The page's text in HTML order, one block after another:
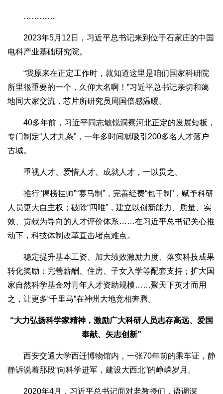
…………
2023年5月12日，习近平总书记来到位于石家庄的中国
电科产业基础研究院。
“我原来在正定工作时，就知道这里是咱们国家科研院
所里很重要的一个，久仰大名啊！”习近平总书记亲切和蔼
地同大家交流，芯片所研究员周国倍感温暖。
40多年前，习近平同志敏锐洞察河北正定的发展短板，
专门制定“人才九条”，一年多时间就吸引200多名人才落户
古城。
重视人才、爱惜人才、成就人才，一以贯之。
推行“揭榜挂帅”“赛马制”，完善经费“包干制”，赋予科研
人员更大自主权；破除“四唯”，建立以创新能力、质量、实
效、贡献为导向的人才评价体系……在习近平总书记关心推
动下，科技体制改革直击堵点难点。
稳定提升基本工资、加大绩效激励力度、落实科技成果
转化奖励；完善薪酬、住房、子女入学等配套支持；扩大国
家自然科学基金对青年人才资助规模……聚天下英才而用
之，让更多“千里马”在神州大地竞相奔腾。
“大力弘扬科学家精神，激励广大科研人员志存高远、爱国
奉献、矢志创新”
西安交通大学西迁博物馆内，一张70年前的乘车证，静
静诉说着那段“向科学进军，建设大西北”的峥嵘岁月。
2020年4月，习近平总书记面对老教授们，语调深